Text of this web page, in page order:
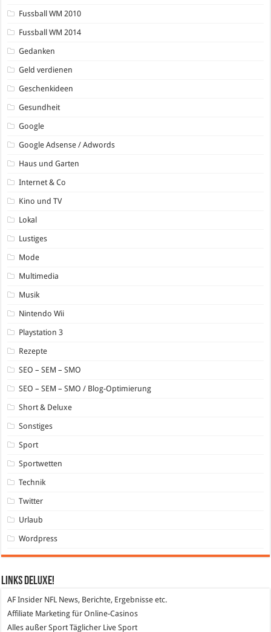
Fussball WM 2010
Fussball WM 2014
Gedanken
Geld verdienen
Geschenkideen
Gesundheit
Google
Google Adsense / Adwords
Haus und Garten
Internet & Co
Kino und TV
Lokal
Lustiges
Mode
Multimedia
Musik
Nintendo Wii
Playstation 3
Rezepte
SEO – SEM – SMO
SEO – SEM – SMO / Blog-Optimierung
Short & Deluxe
Sonstiges
Sport
Sportwetten
Technik
Twitter
Urlaub
Wordpress
Links DeLuXe!
AF Insider NFL News, Berichte, Ergebnisse etc.
Affiliate Marketing für Online-Casinos
Alles außer Sport Täglicher Live Sport